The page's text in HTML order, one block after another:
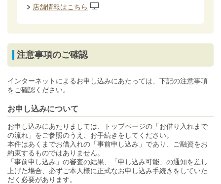
店舗情報はこちら
注意事項のご確認
インターネットによるお申し込みにあたっては、下記の注意事項
をご確認ください。
お申し込みについて
お申し込みにあたりましては、トップページの「お借り入れまで
の流れ」をご参照のうえ、お手続きをしてください。
本件はあくまでお借入れの「事前申し込み」であり、ご融資をお
約束するものではありません。
「事前申し込み」の審査の結果、「申し込み可能」の通知を差し
上げた場合、必ずご本人様に正式なお申し込み手続きをしていた
だく必要があります。